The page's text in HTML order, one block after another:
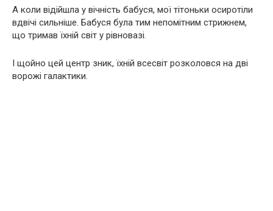
А коли відійшла у вічність бабуся, мої тітоньки осиротіли
вдвічі сильніше. Бабуся була тим непомітним стрижнем,
що тримав їхній світ у рівновазі.
І щойно цей центр зник, їхній всесвіт розколовся на дві
ворожі галактики.